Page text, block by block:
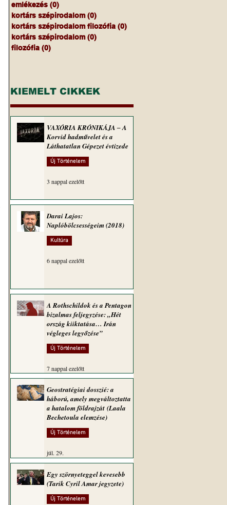
emlékezés (0)
kortárs szépirodalom (0)
kortárs szépirodalom filozófia (0)
kortárs szépirodalom (0)
filozófia (0)
KIEMELT CIKKEK
VAXÓRIA KRÓNIKÁJA ‒ A
Korvid hadművelet és a
Láthatatlan Gépezet évtizede
Új Történelem
3 nappal ezelőtt
Darai Lajos:
Naplóbölcsességeim (2018)
Kultúra
6 nappal ezelőtt
A Rothschildok és a Pentagon
bizalmas feljegyzése: „Hét
ország kiiktatása… Irán
végleges legyőzése”
Új Történelem
7 nappal ezelőtt
Geostratégiai dosszié: a
háború, amely megváltoztatta
a hatalom földrajzát (Laala
Bechetoula elemzése)
Új Történelem
júl. 29.
Egy szörnyeteggel kevesebb
(Tarik Cyril Amar jegyzete)
Új Történelem